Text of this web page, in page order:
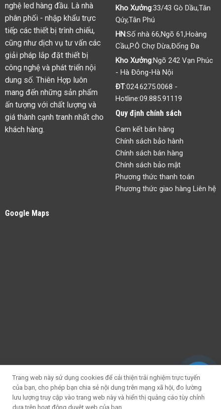
nghệ led hàng đầu. Là nhà
phân phối - nhập khẩu trực
tiếp các thiết bị trình chiếu,
cũng như dịch vụ tư vấn các
giải pháp lắp đặt thiết bị
công nghệ và phát triển nội
dung số. Thiên Hợp luôn
mang đến những sản phẩm
ấn tượng với chất lượng và
giá thành cạnh tranh nhất cho
khách hàng.
Kho Xưởng:33/43 Gò Dầu,Tân
Qúy,Tân Phú
HN:Số nhà 66,Ngõ 61,Hoàng
Cầu,P.Ô Chợ Dừa,Đống Đa
Kho Xưởng:Ngõ 242 Vạn Phúc
- Hà Đông-Hà Nội
ĐT:024.6275.0068 -
Hotline:09.885.91119
Quy định chính sách
Cam kết bán hàng
Chính sách bảo hành
Chính sách bán hàng
Chính sách bảo mật
Phương thức thanh toán
Phương thức giao hàng Liên hệ
Google Maps
Trang web này sử dụng cookies để cải thiện trải nghiệm trực tuyến
của bạn, cho phép bạn chia sẻ nội dung trên mạng xã hội, đo lường
lưu lượng truy cập vào trang web này và hiển thị quảng cáo tùy chỉnh
dựa trên hoạt động duyệt web của bạn.